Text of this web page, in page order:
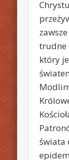
trudne
który
świata